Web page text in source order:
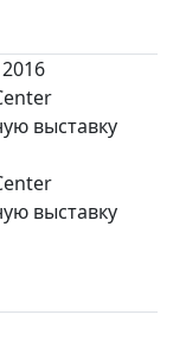
выставку
выставку